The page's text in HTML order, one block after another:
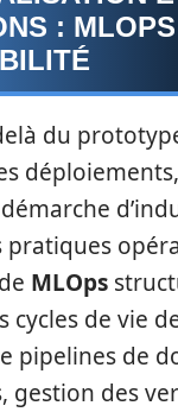
:
du
pratiques
MLOps
cycles de vie
pipelines de
gestion des